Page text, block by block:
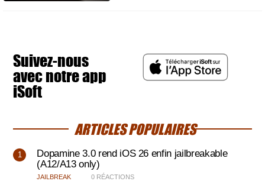
Suivez-nous
avec notre app
iSoft
ARTICLES POPULAIRES
Dopamine 3.0 rend iOS 26 enfin jailbreakable
(A12/A13 only)
JAILBREAK 0 RÉACTIONS